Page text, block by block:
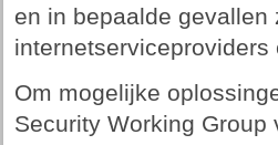
en in bepaalde
internetserviceproviders
Om mogelijke
Security Working Group